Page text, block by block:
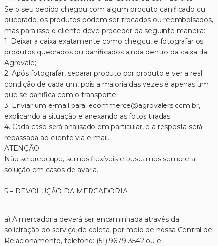
Se o seu pedido chegou com algum produto danificado ou
quebrado, os produtos podem ser trocados ou reembolsados,
mas para isso o cliente deve proceder da seguinte maneira:
1. Deixar a caixa exatamente como chegou, e fotografar os
produtos quebrados ou danificados ainda dentro da caixa da
Agrovale;
2. Após fotografar, separar produto por produto e ver a real
condição de cada um, pois a maioria das vezes é apenas um
que se danifica com o transporte;
3. Enviar um e-mail para: ecommerce@agrovalers.com.br,
explicando a situação e anexando as fotos tiradas.
4. Cada caso será analisado em particular, e a resposta será
repassada ao cliente via e-mail.
ATENÇÃO
Não se preocupe, somos flexíveis e buscamos sempre a
solução em casos de avaria.
5 – DEVOLUÇÃO DA MERCADORIA:
a) A mercadoria deverá ser encaminhada através da
solicitação do serviço de coleta, por meio de nossa Central de
Relacionamento, telefone: (51) 9679-3542 ou e-